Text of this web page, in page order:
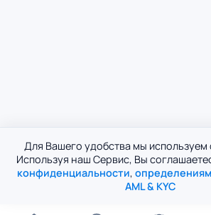
Для Вашего удобства мы используем
Используя наш Сервис, Вы
конфиденциальности,
AML & KYC